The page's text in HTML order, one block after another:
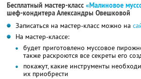
Бесплатный мастер-класс «Малиновое
шеф-кондитера Александры Овешковой
Записаться на мастер-класс можно на
На мастер-классе:
будет приготовлено муссовое
также раскроются все секреты его
покажут, какие инструменты
их приобрести